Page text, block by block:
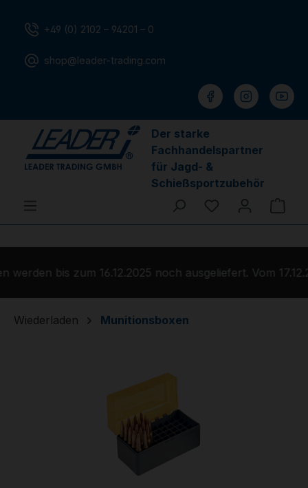
+49 (0) 2102 – 94201 – 0
shop@leader-trading.com
Der starke
Fachhandelspartner
für Jagd- &
Schießsportzubehör
Du hast 0
werden bis zum 16.12.2025 noch ausgeliefert. Vom
Wiederladen Munitionsboxen